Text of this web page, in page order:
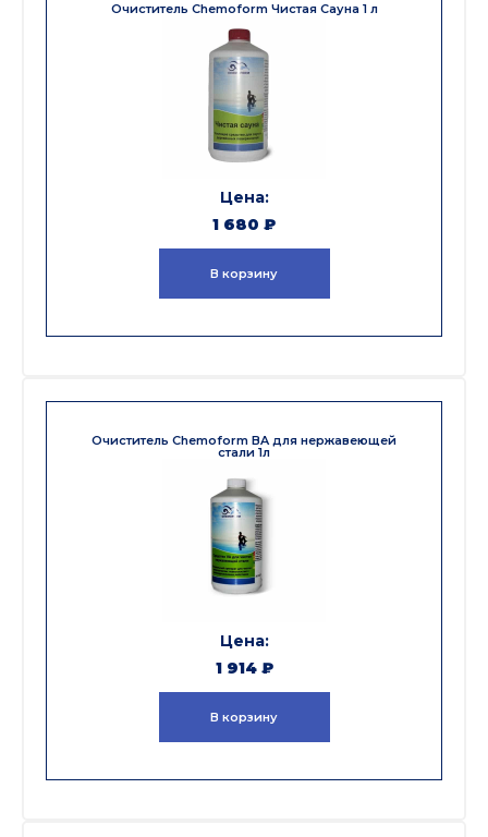
Очиститель Chemoform Чистая Сауна 1 л
1 680 ₽
В корзину
Очиститель Chemoform BA для нержавеющей
стали 1л
1 914 ₽
В корзину